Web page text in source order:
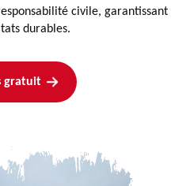
civile, garantissant
durables.
gratuit